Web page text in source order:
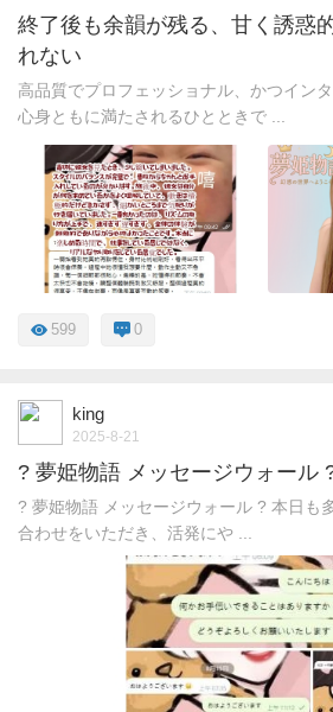
終了後も余韻が残る、甘く誘惑
れない
高品質でプロフェッショナル、かつイン
心身ともに満たされるひとときで ...
599 0
king
2025-8-21
? 夢姫物語 メッセージウォール
? 夢姫物語 メッセージウォール ? 本日も
合わせをいただき、活発にや ...